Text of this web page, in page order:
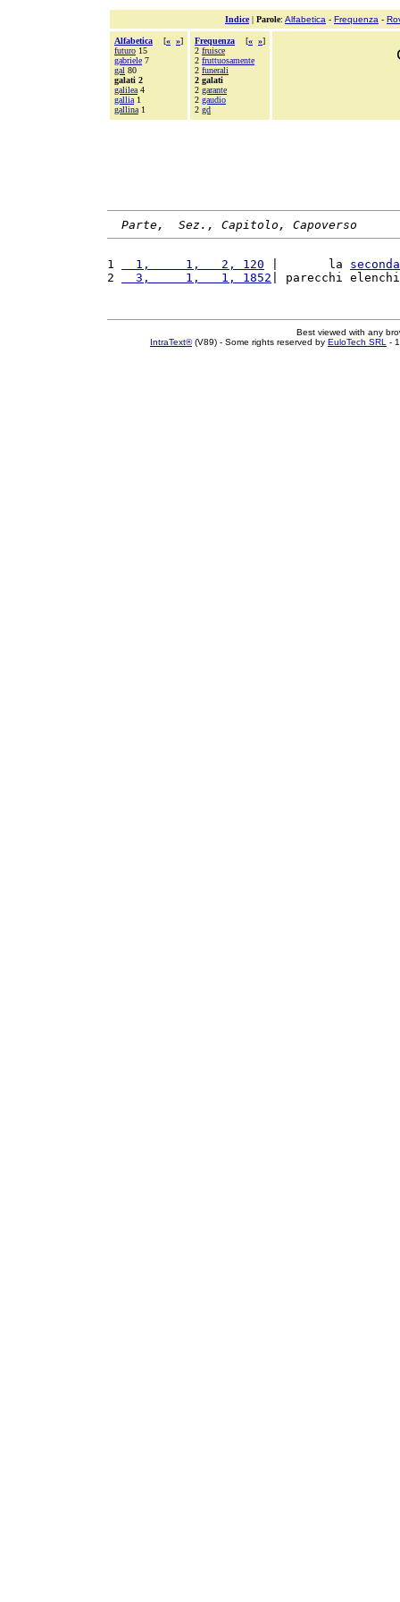
Indice| Parole: Alfabetica - Frequenza -
Alfabetica [« »]
futuro 15
gabriele 7
gal 80
galati 2
galilea 4
gallia 1
gallina 1
Frequenza [« »]
2 fruisce
2 fruttuosamente
2 funerali
2 galati
2 garante
2 gaudio
2 gd
Parte,  Sez., Capitolo, Capoverso
1
  1,     1,   2, 120
|       la seconda
2
  3,     1,   1, 1852
| parecchi
Best viewed with any
IntraText®(V89) - Some rights reserved by EuloTech SRL -